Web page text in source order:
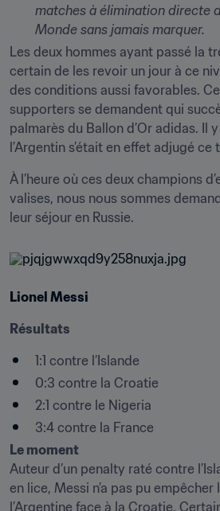
matches à élimination directe
Monde sans jamais marquer.
Les deux hommes ayant passé la
certain de les revoir un jour à ce
des conditions aussi favorables.
supporters se demandent qui
palmarès du Ballon d’Or adidas. Il
l’Argentin s’était en effet adjugé
À l’heure où ces deux champions
valises, nous nous sommes
leur séjour en Russie.
Lionel Messi
Résultats
1:1 contre l’Islande
0:3 contre la Croatie
2:1 contre le Nigeria
3:4 contre la France
Le moment
Auteur d’un penalty raté contre
en lice, Messi n’a pas pu empêcher
l’Argentine face à la Croatie.